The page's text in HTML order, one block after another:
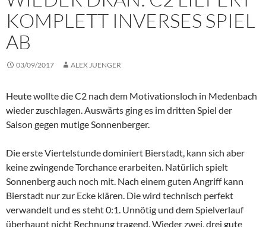
KOMPLETT INVERSES SPIEL
AB
03/09/2017 ALEX JUENGER
Heute wollte die C2 nach dem Motivationsloch in Medenbach
wieder zuschlagen. Auswärts ging es im dritten Spiel der
Saison gegen mutige Sonnenberger.
Die erste Viertelstunde dominiert Bierstadt, kann sich aber
keine zwingende Torchance erarbeiten. Natürlich spielt
Sonnenberg auch noch mit. Nach einem guten Angriff kann
Bierstadt nur zur Ecke klären. Die wird technisch perfekt
verwandelt und es steht 0:1. Unnötig und dem Spielverlauf
überhaupt nicht Rechnung tragend. Wieder zwei, drei gute